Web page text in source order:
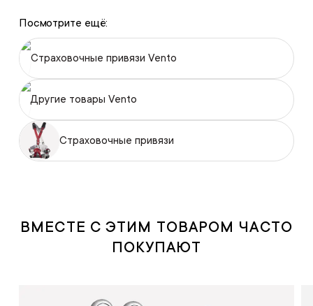
Посмотрите ещё:
Страховочные привязи Vento
Другие товары Vento
Страховочные привязи
ВМЕСТЕ С ЭТИМ ТОВАРОМ ЧАСТО
ПОКУПАЮТ